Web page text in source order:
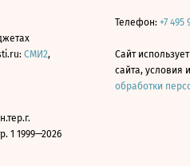
СМИ2,
1 1999—2026
Телефон: +7 495
Сайт использует
сайта, условия
обработки